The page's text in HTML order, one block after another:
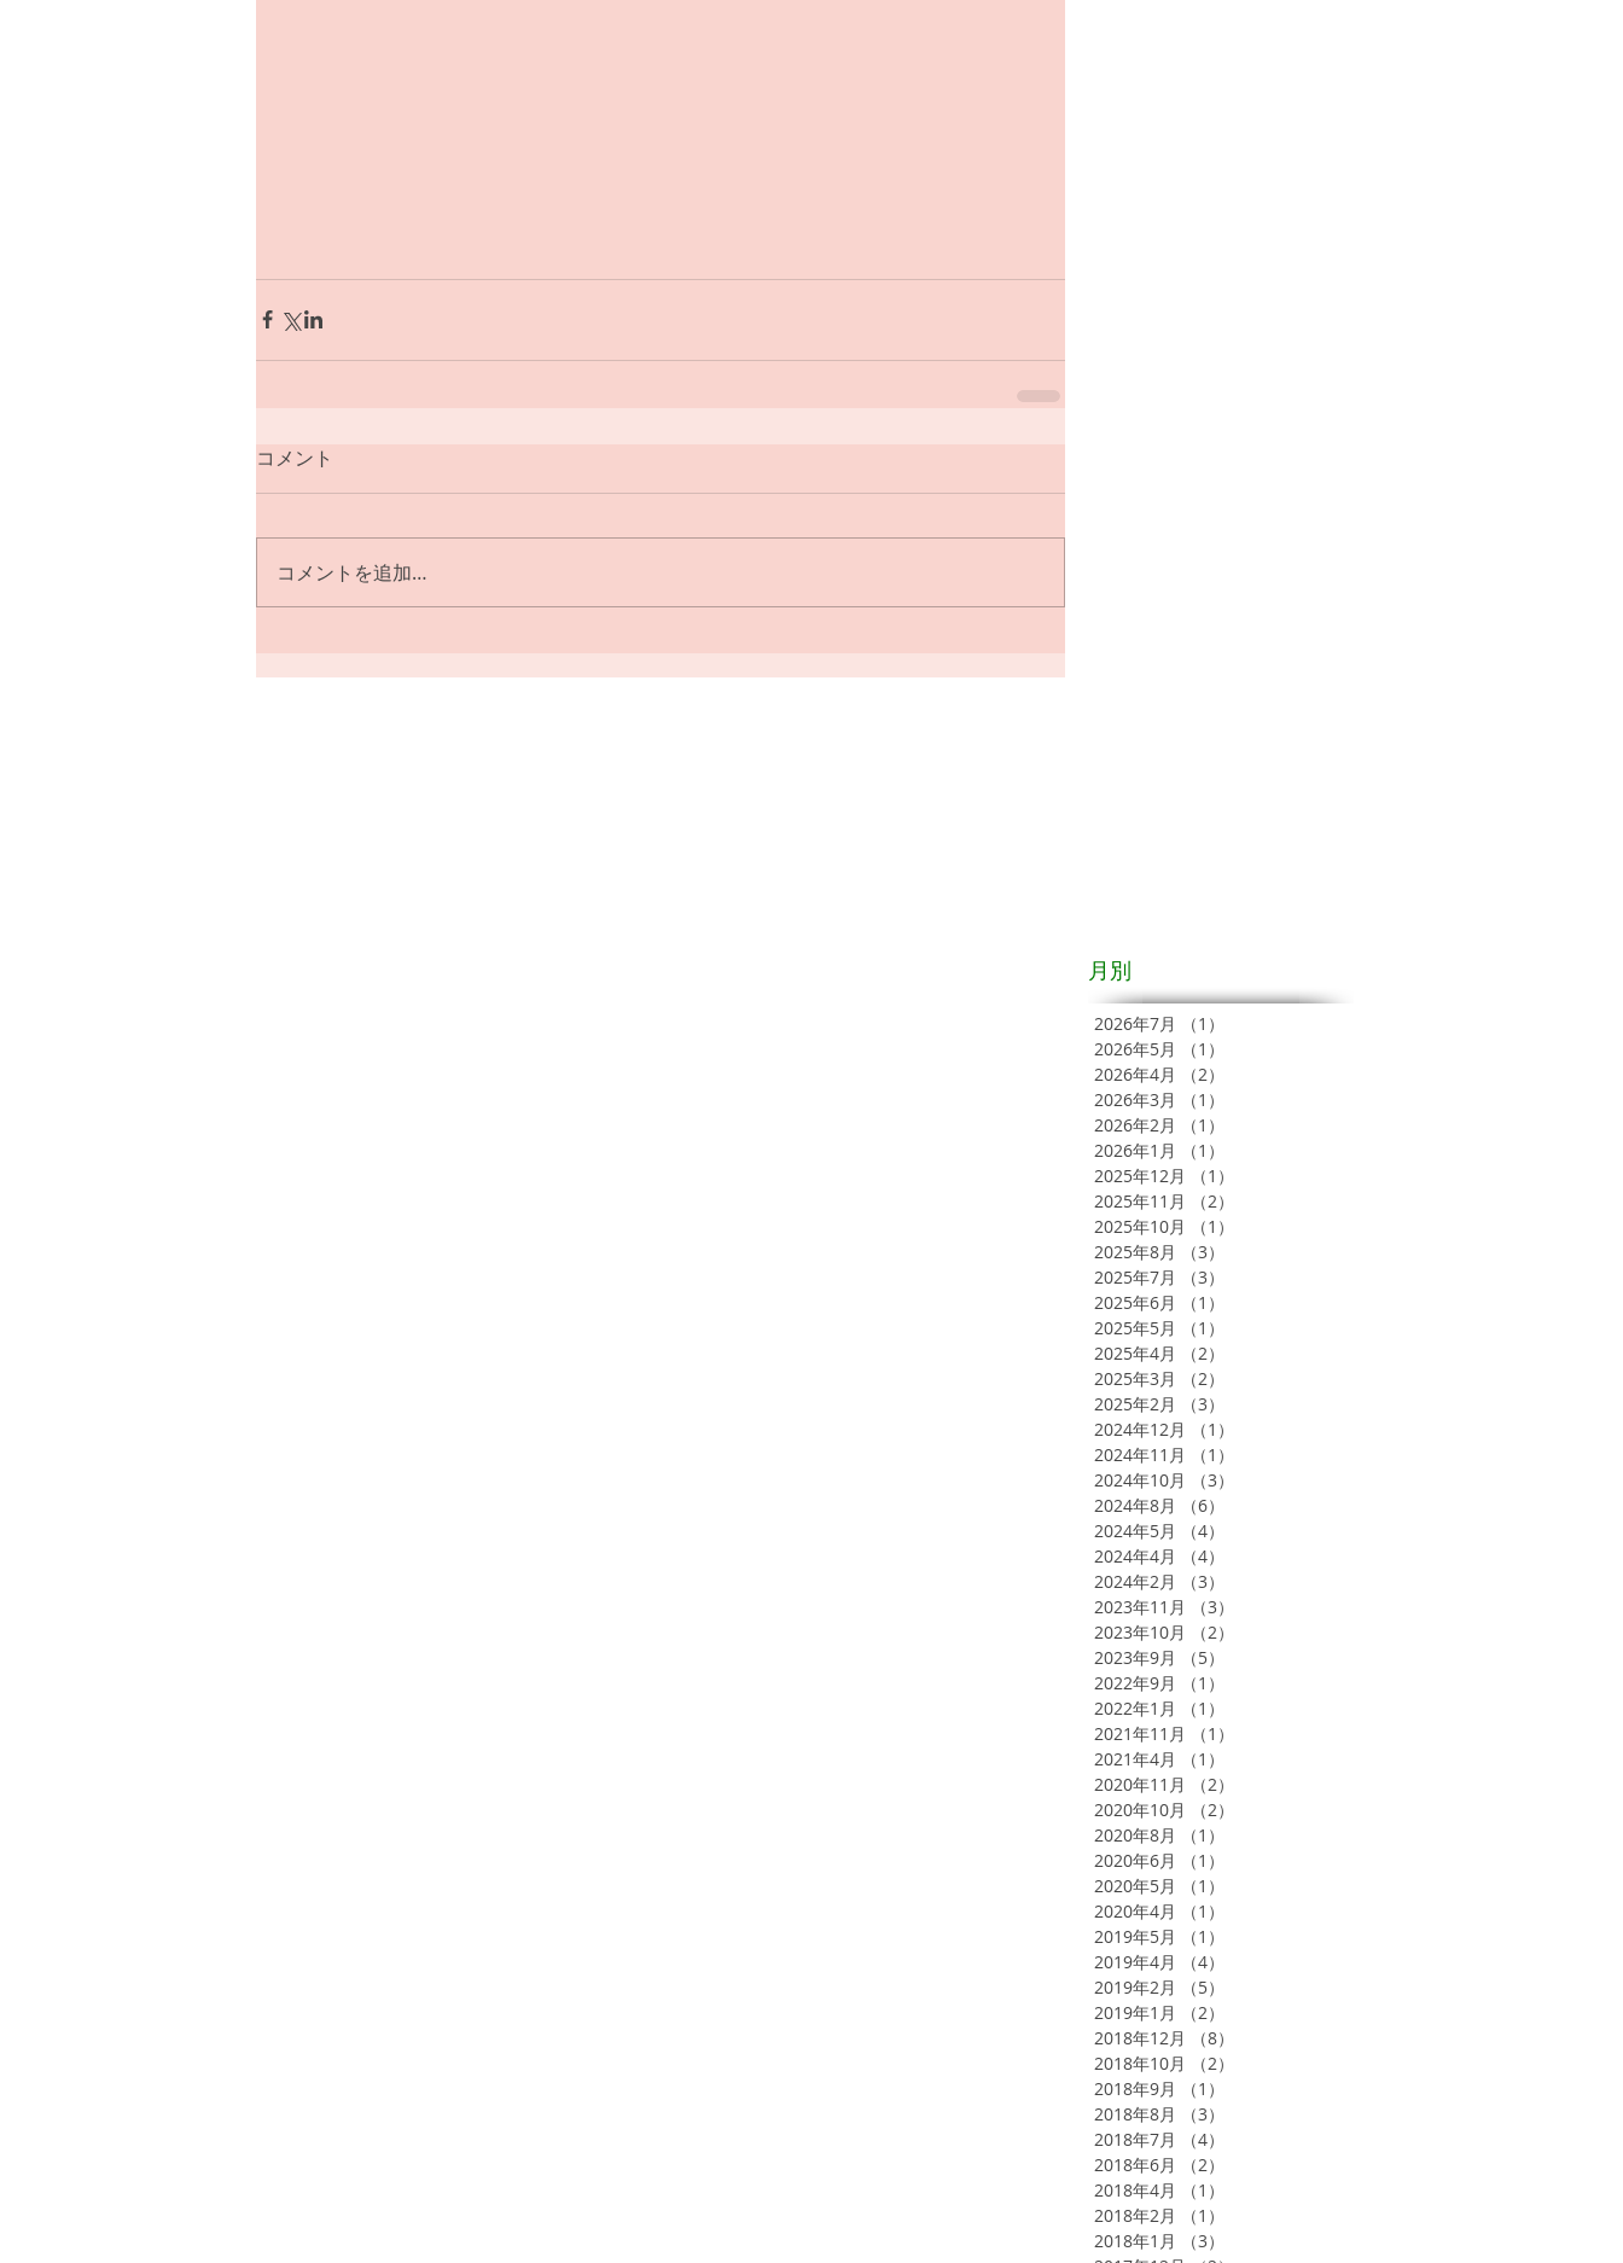
コメント
コメントを追加…
月別
2026年7月 （1）
2026年5月
（1）
2026年4月
（2）
2026年3月
（1）
2026年2月
（1）
2026年1月
（1）
2025年12月
（1）
2025年11月
（2）
2025年10月
（1）
2025年8月
（3）
2025年7月
（3）
2025年6月
（1）
2025年5月
（1）
2025年4月
（2）
2025年3月
（2）
2025年2月
（3）
2024年12月
（1）
2024年11月
（1）
2024年10月
（3）
2024年8月
（6）
2024年5月
（4）
2024年4月
（4）
2024年2月
（3）
2023年11月
（3）
2023年10月
（2）
2023年9月
（5）
2022年9月
（1）
2022年1月
（1）
2021年11月
（1）
2021年4月
（1）
2020年11月
（2）
2020年10月
（2）
2020年8月
（1）
2020年6月
（1）
2020年5月
（1）
2020年4月
（1）
2019年5月
（1）
2019年4月
（4）
2019年2月
（5）
2019年1月
（2）
2018年12月
（8）
2018年10月
（2）
2018年9月
（1）
2018年8月
（3）
2018年7月
（4）
2018年6月
（2）
2018年4月
（1）
2018年2月
（1）
2018年1月
（3）